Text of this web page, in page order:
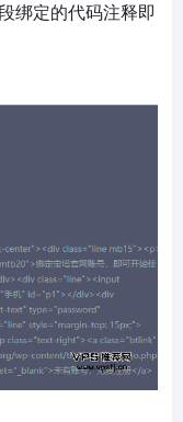
绑定的代码注释即